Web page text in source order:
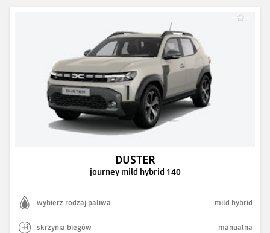
DUSTER
journey mild hybrid 140
wybierz rodzaj paliwa mild hybrid
skrzynia biegów manualna